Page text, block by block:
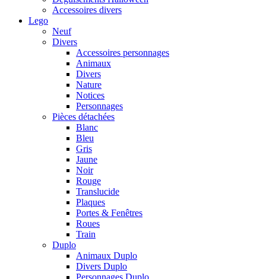
Accessoires divers
Lego
Neuf
Divers
Accessoires personnages
Animaux
Divers
Nature
Notices
Personnages
Pièces détachées
Blanc
Bleu
Gris
Jaune
Noir
Rouge
Translucide
Plaques
Portes & Fenêtres
Roues
Train
Duplo
Animaux Duplo
Divers Duplo